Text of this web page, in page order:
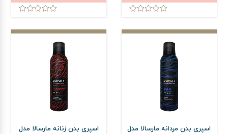
اسپری بدن مردانه مارسالا مدل اسپری بدن زنانه مارسالا مدل